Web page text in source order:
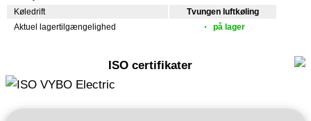
Køledrift
Tvungen luftkøling
Aktuel lagertilgængelighed
på lager
ISO certifikater